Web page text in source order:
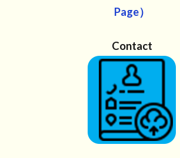
Page）
Contact